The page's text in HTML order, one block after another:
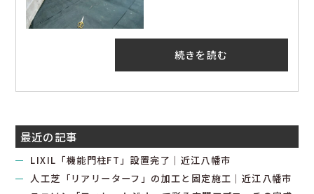
続きを読む
最近の記事
LIXIL「機能門柱FT」設置完了｜近江八幡市
人工芝「リアリーターフ」の加工と固定施工｜近江八幡市